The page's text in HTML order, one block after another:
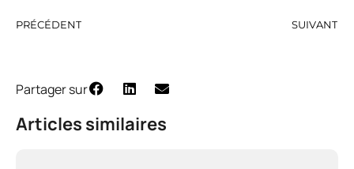
PRÉCÉDENT SUIVANT
Partager sur
Articles similaires